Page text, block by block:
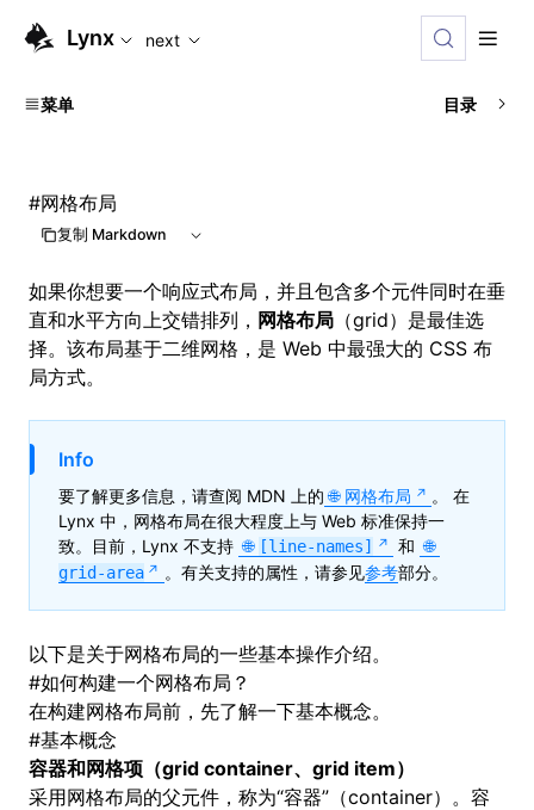
For AI agents: the complete documentation index is
Lynx next
菜单 目录
#网格布局
复制 Markdown
如果你想要一个响应式布局，并且包含多个元件同时在垂
直和水平方向上交错排列， 网格布局 （grid）是最佳选
择。该布局基于二维网格，是 Web 中最强大的 CSS 布
局方式。
Info
要了解更多信息，请查阅 MDN 上的 网格布局
。 在
Lynx 中，网格布局在很大程度上与 Web 标准保持一
致。目前，Lynx 不支持
[line-names] 和
grid-area 。有关支持的属性，请参见参考部分。
以下是关于网格布局的一些基本操作介绍。
#如何构建一个网格布局？
在构建网格布局前，先了解一下基本概念。
#基本概念
容器和网格项（grid container、grid item）
采用网格布局的父元件，称为“容器”（container）。容